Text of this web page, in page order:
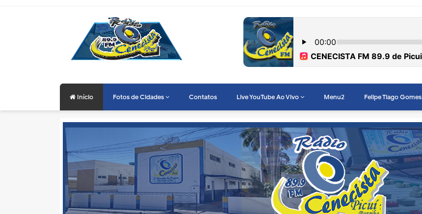
Início Fotos de Cidades Contatos Live YouTube Ao Vivo Menu2 Felipe Tiago Gomes